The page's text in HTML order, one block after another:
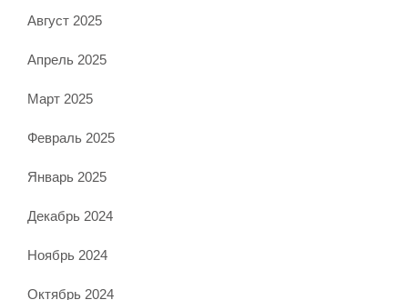
Август 2025
Апрель 2025
Март 2025
Февраль 2025
Январь 2025
Декабрь 2024
Ноябрь 2024
Октябрь 2024